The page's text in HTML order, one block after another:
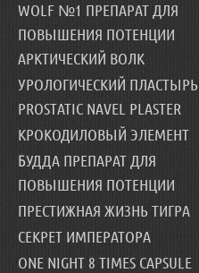
WOLF №1 ПРЕПАРАТ ДЛЯ
ПОВЫШЕНИЯ ПОТЕНЦИИ
АРКТИЧЕСКИЙ ВОЛК
УРОЛОГИЧЕСКИЙ ПЛАСТЫРЬ
PROSTATIC NAVEL PLASTER
КРОКОДИЛОВЫЙ ЭЛЕМЕНТ
БУДДА ПРЕПАРАТ ДЛЯ
ПОВЫШЕНИЯ ПОТЕНЦИИ
ПРЕСТИЖНАЯ ЖИЗНЬ ТИГРА
СЕКРЕТ ИМПЕРАТОРА
ONE NIGHT 8 TIMES CAPSULE